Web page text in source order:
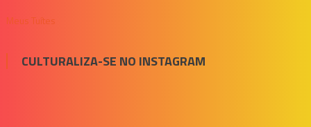
Meus Tuítes
CULTURALIZA-SE NO INSTAGRAM